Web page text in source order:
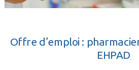
Offre d’emploi :
EHPAD